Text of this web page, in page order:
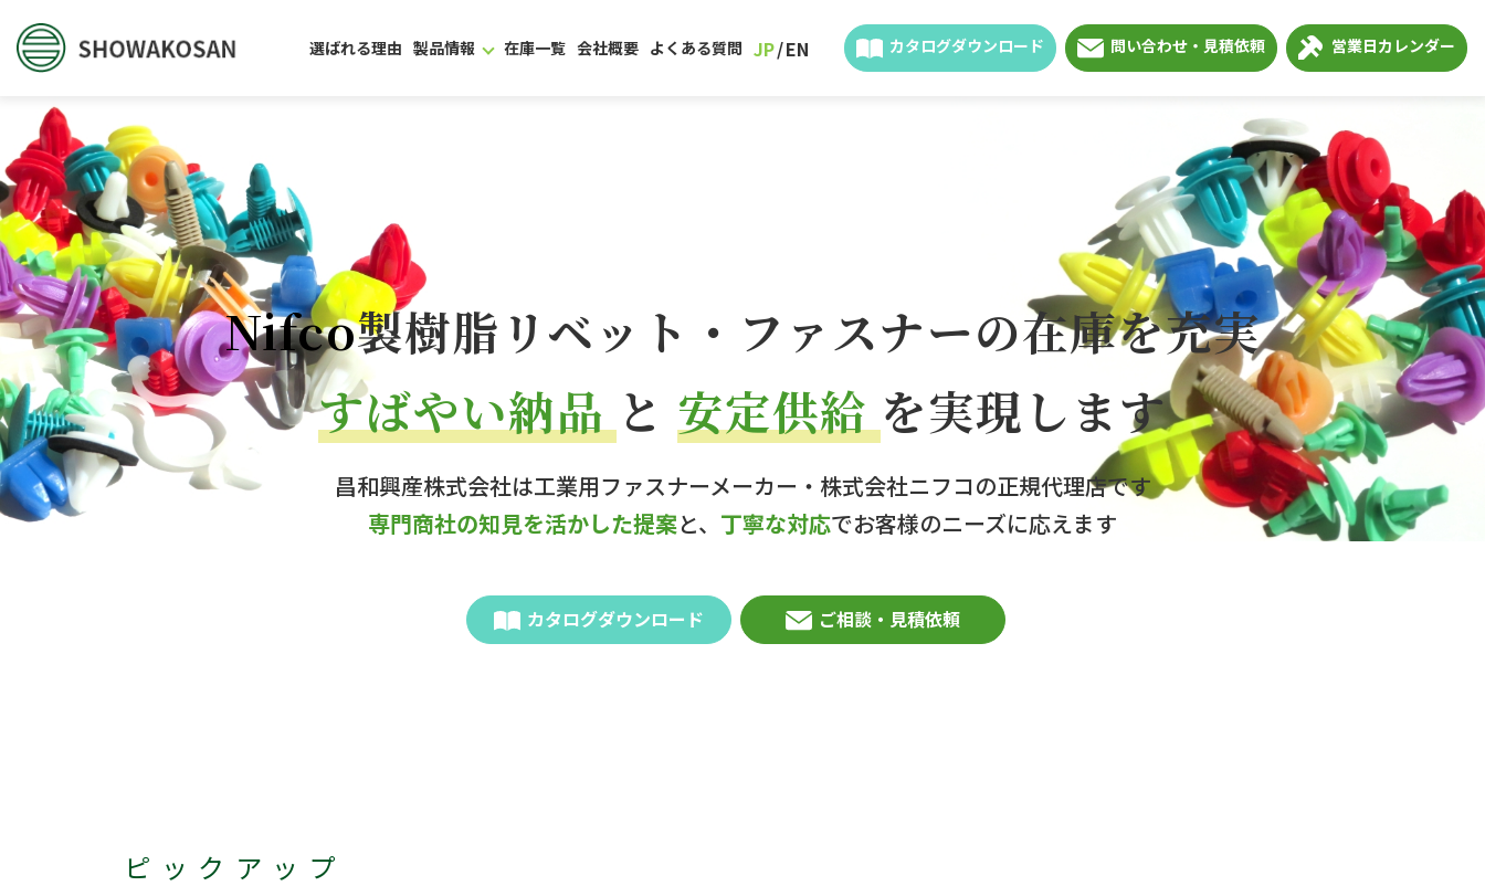
選ばれる理由 製品情報 在庫一覧 会社概要 よくある質問 JP EN カタログダウンロード 問い合わせ・見積依頼 営業日カレンダー
Nifco製樹脂リベット・ファスナーの在庫を充実
すばやい納品 と 安定供給 を実現します
昌和興産株式会社は工業用ファスナーメーカー・株式会社ニフコの正規代理店です
専門商社の知見を活かした提案と、 丁寧な対応でお客様のニーズに応えます
カタログダウンロード ご相談・見積依頼
ピックアップ